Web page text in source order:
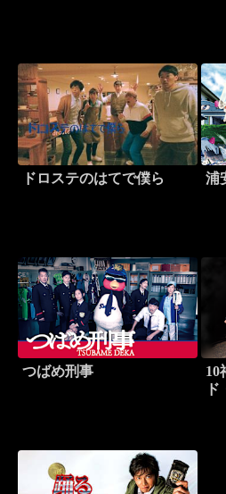
ドロステのはてで僕ら 浦
つばめ刑事
10